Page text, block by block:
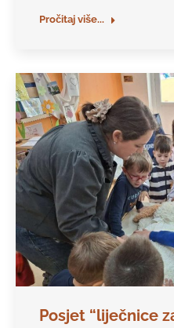
Pročitaj više...
Posjet “liječnice